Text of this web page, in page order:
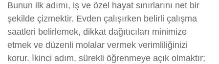
Bunun ilk adımı, iş ve özel hayat sınırlarını net bir
şekilde çizmektir. Evden çalışırken belirli çalışma
saatleri belirlemek, dikkat dağıtıcıları minimize
etmek ve düzenli molalar vermek verimliliğinizi
korur. İkinci adım, sürekli öğrenmeye açık olmaktır;